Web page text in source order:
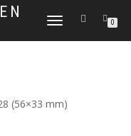
CAMBIAR
0
(56×33 mm)